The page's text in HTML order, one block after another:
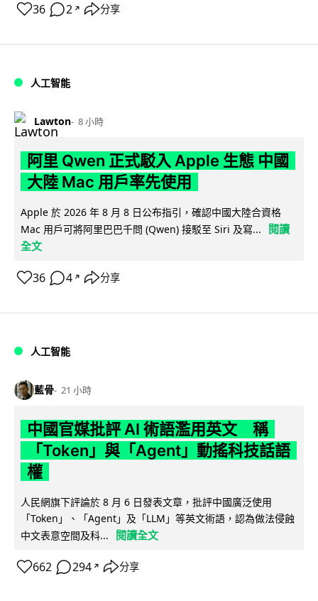
36 2 ↗ 分享
人工智能
Lawton 8 小時
阿里 Qwen 正式駁入 Apple 生態 中國
大陸 Mac 用戶率先使用
Apple 於 2026 年 8 月 8 日公布指引，確認中國大陸合資格
Mac 用戶可將阿里巴巴千問 (Qwen) 接駁至 Siri 及寫...
閱讀
全文
36 4 ↗ 分享
人工智能
藍骨 21 小時
中國官媒批評 AI 術語濫用英文 稱
「Token」與「Agent」動搖科技話語
權
人民網旗下評論於 8 月 6 日發表文章，批評中國廣泛使用
「Token」、「Agent」及「LLM」等英文術語，認為做法侵蝕
中文表意空間及科...
閱讀全文
662 294 ↗ 分享